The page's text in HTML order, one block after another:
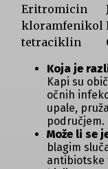
Eritromicin
kloramfenikol
tetraciklin
Koja je
Kapi su
očnih
upale,
‌područjem.
Može li ‌se
blagim
antibiotske